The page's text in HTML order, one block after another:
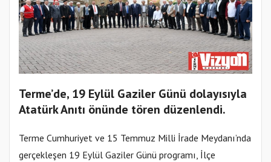
Terme’de, 19 Eylül Gaziler Günü dolayısıyla
Atatürk Anıtı önünde tören düzenlendi.
Terme Cumhuriyet ve 15 Temmuz Milli İrade Meydanı’nda
gerçekleşen 19 Eylül Gaziler Günü programı, İlçe